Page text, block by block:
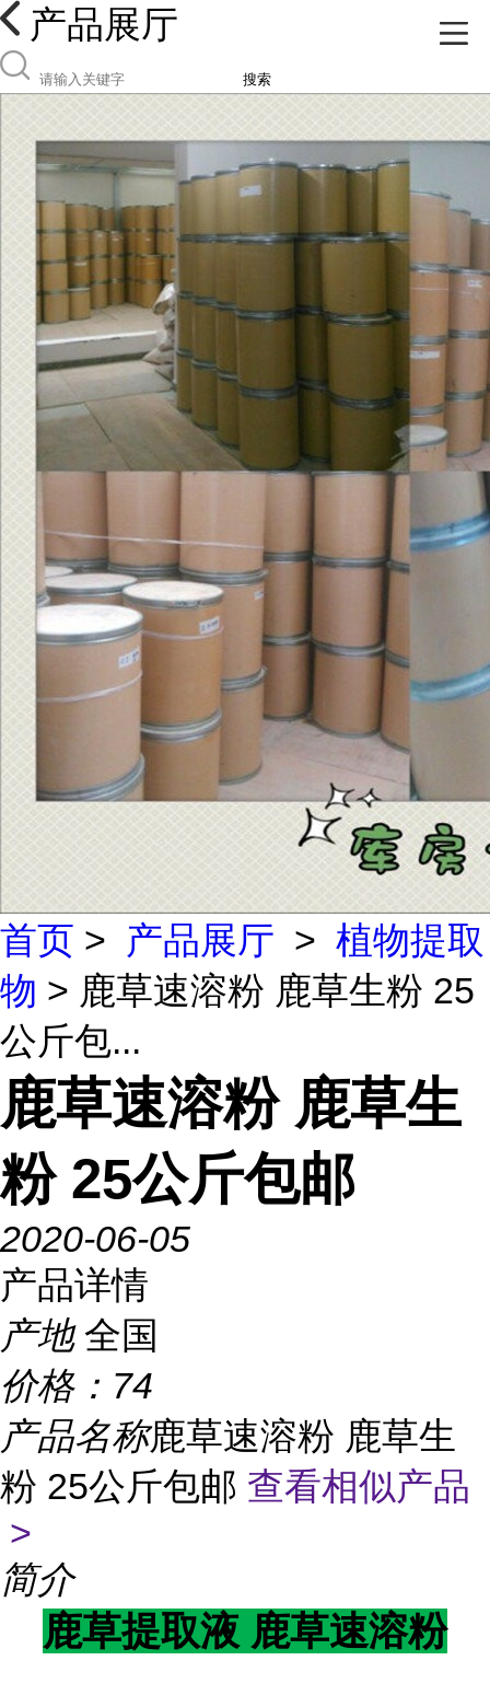
产品展厅
搜索
首页 > 产品展厅 > 植物提取
物 > 鹿草速溶粉 鹿草生粉 25
公斤包...
鹿草速溶粉 鹿草生
粉 25公斤包邮
2020-06-05
产品详情
产地 全国
价格： 74
产品名称鹿草速溶粉 鹿草生
粉 25公斤包邮 查看相似产品
>
简介
鹿草提取液 鹿草速溶粉